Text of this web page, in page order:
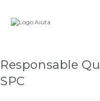
content
Carrière
Responsable
SPC